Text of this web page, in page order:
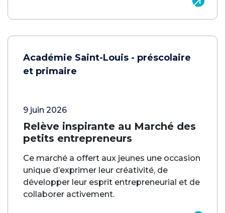
Académie Saint-Louis - préscolaire
et primaire
9 juin 2026
Relève inspirante au Marché des
petits entrepreneurs
Ce marché a offert aux jeunes une occasion
unique d’exprimer leur créativité, de
développer leur esprit entrepreneurial et de
collaborer activement.